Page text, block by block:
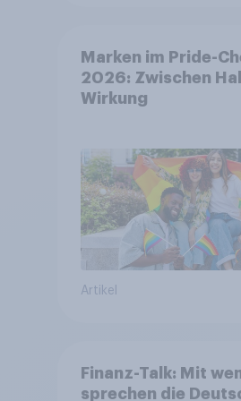
Marken im Pride-
2026: Zwischen
Wirkung
Artikel
Finanz-Talk: Mit
sprechen die